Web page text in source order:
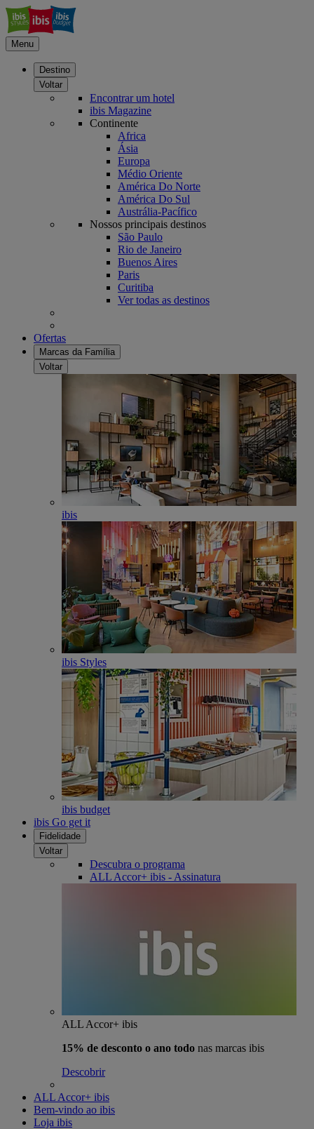
Menu
Destino
Voltar
Encontrar um hotel
ibis Magazine
Continente
Africa
Ásia
Europa
Médio Oriente
América Do Norte
América Do Sul
Austrália-Pacífico
Nossos principais destinos
São Paulo
Rio de Janeiro
Buenos Aires
Paris
Curitiba
Ver todas as destinos
Ofertas
Marcas da Família
Voltar
ibis
ibis Styles
ibis budget
ibis Go get it
Fidelidade
Voltar
Descubra o programa
ALL Accor+ ibis - Assinatura
ALL Accor+ ibis
15% de desconto o ano todo nas marcas ibis
Descobrir
ALL Accor+ ibis
Bem-vindo ao ibis
Loja ibis